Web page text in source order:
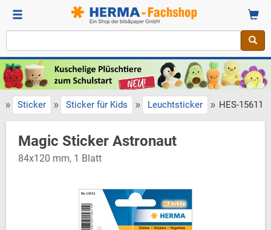
» Sticker » Sticker für Kids » Leuchtsticker » HES-15611
Magic Sticker Astronaut
84x120 mm, 1 Blatt